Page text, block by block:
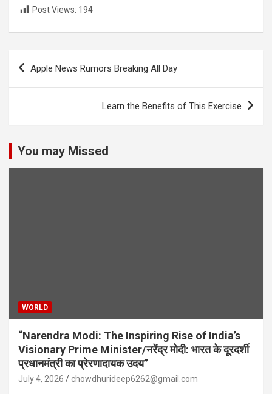
Post Views: 194
a
Apple News Rumors Breaking All Day
Learn the Benefits of This Exercise
You may Missed
WORLD
“Narendra Modi: The Inspiring Rise of India’s
Visionary Prime Minister/नरेंद्र मोदी: भारत के दूरदर्शी
प्रधानमंत्री का प्रेरणादायक उदय”
July 4, 2026 chowdhurideep6262@gmail.com